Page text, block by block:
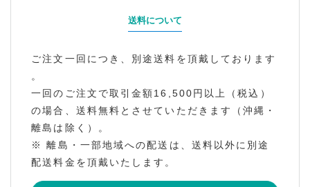
送料について
ご注文一回につき、別途送料を頂戴しております
。
一回のご注文で取引金額16,500円以上（税込）
の場合、送料無料とさせていただきます（沖縄・
離島は除く）。
※ 離島・一部地域への配送は、送料以外に別途
配送料金を頂戴いたします。